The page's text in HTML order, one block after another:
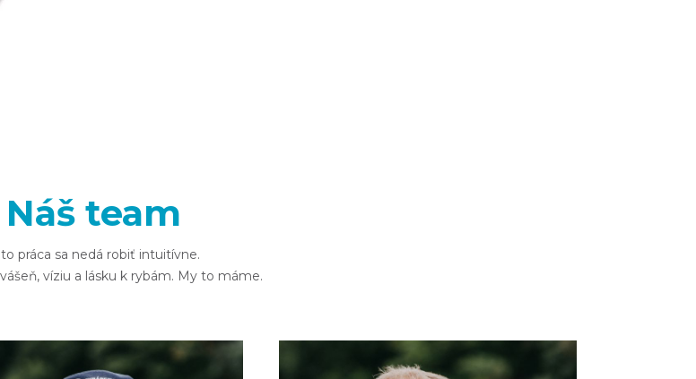
Náš team
práca sa nedá robiť intuitívne.
víziu a lásku k rybám. My to máme.